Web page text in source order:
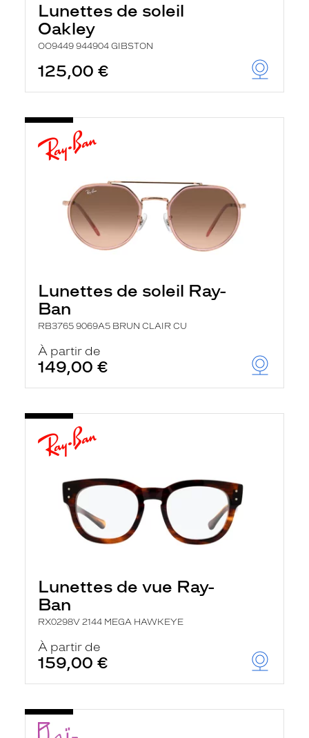
Lunettes de soleil
Oakley
OO9449 944904 GIBSTON
125,00 €
Lunettes de soleil Ray-
Ban
RB3765 9069A5 BRUN CLAIR CU
À partir de
149,00 €
Lunettes de vue Ray-
Ban
RX0298V 2144 MEGA HAWKEYE
À partir de
159,00 €